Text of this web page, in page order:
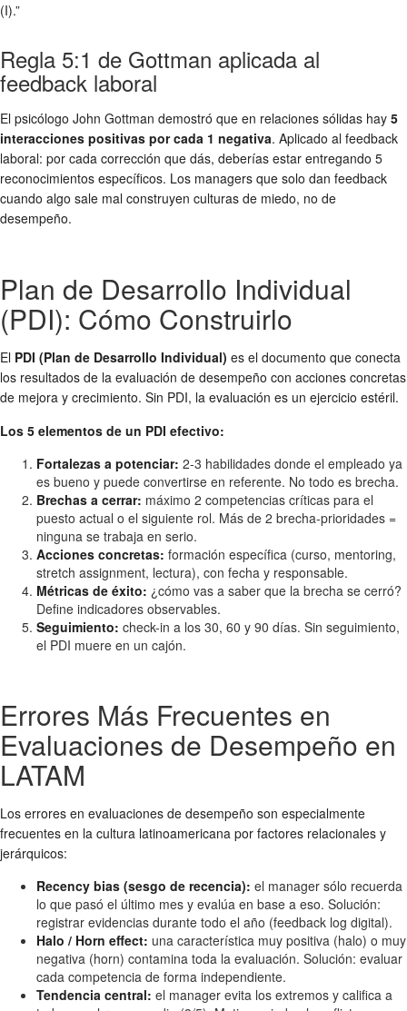
(I).”
Regla 5:1 de Gottman aplicada al
feedback laboral
El psicólogo John Gottman demostró que en relaciones sólidas hay 5
interacciones positivas por cada 1 negativa. Aplicado al feedback
laboral: por cada corrección que dás, deberías estar entregando 5
reconocimientos específicos. Los managers que solo dan feedback
cuando algo sale mal construyen culturas de miedo, no de
desempeño.
Plan de Desarrollo Individual
(PDI): Cómo Construirlo
El PDI (Plan de Desarrollo Individual) es el documento que conecta
los resultados de la evaluación de desempeño con acciones concretas
de mejora y crecimiento. Sin PDI, la evaluación es un ejercicio estéril.
Los 5 elementos de un PDI efectivo:
Fortalezas a potenciar: 2-3 habilidades donde el empleado ya
es bueno y puede convertirse en referente. No todo es brecha.
Brechas a cerrar: máximo 2 competencias críticas para el
puesto actual o el siguiente rol. Más de 2 brecha-prioridades =
ninguna se trabaja en serio.
Acciones concretas: formación específica (curso, mentoring,
stretch assignment, lectura), con fecha y responsable.
Métricas de éxito: ¿cómo vas a saber que la brecha se cerró?
Define indicadores observables.
Seguimiento: check-in a los 30, 60 y 90 días. Sin seguimiento,
el PDI muere en un cajón.
Errores Más Frecuentes en
Evaluaciones de Desempeño en
LATAM
Los errores en evaluaciones de desempeño son especialmente
frecuentes en la cultura latinoamericana por factores relacionales y
jerárquicos:
Recency bias (sesgo de recencia): el manager sólo recuerda
lo que pasó el último mes y evalúa en base a eso. Solución:
registrar evidencias durante todo el año (feedback log digital).
Halo / Horn effect: una característica muy positiva (halo) o muy
negativa (horn) contamina toda la evaluación. Solución: evaluar
cada competencia de forma independiente.
Tendencia central: el manager evita los extremos y califica a